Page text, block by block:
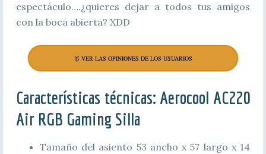
espectáculo….¿quieres dejar a todos tus amigos
con la boca abierta? XDD
🥇 VER LAS OPINIONES DE LOS USUARIOS
Características técnicas: Aerocool AC220
Air RGB Gaming Silla
Tamaño del asiento 53 ancho x 57 largo x 14